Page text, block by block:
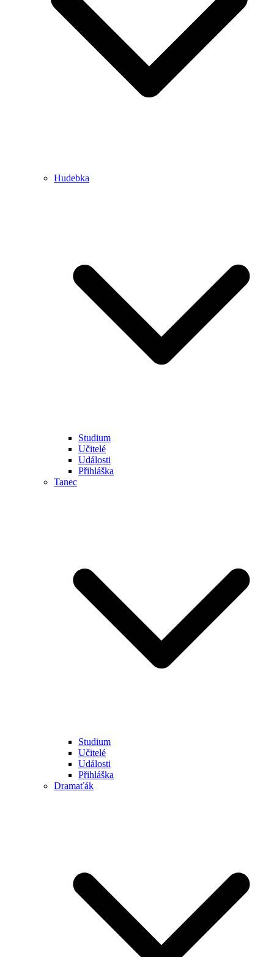
Hudebka
Studium
Učitelé
Události
Přihláška
Tanec
Studium
Učitelé
Události
Přihláška
Dramaťák